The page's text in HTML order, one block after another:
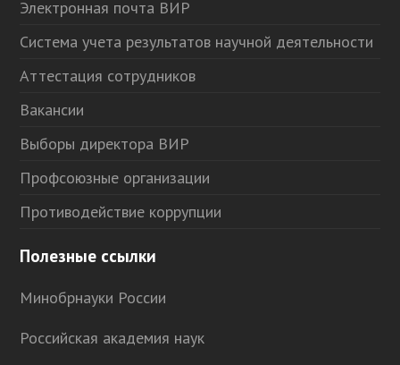
Электронная почта ВИР
Система учета результатов научной деятельности
Аттестация сотрудников
Вакансии
Выборы директора ВИР
Профсоюзные организации
Противодействие коррупции
Полезные ссылки
Минобрнауки России
Российская академия наук